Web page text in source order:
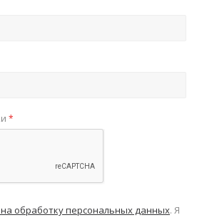
*
на обработку персональных данных. Я